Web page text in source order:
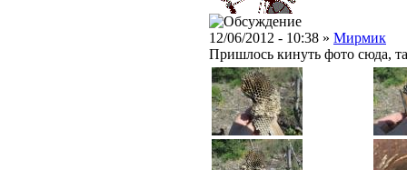
12/06/2012 - 10:38 » Мирмик
Пришлось кинуть фото сюда,